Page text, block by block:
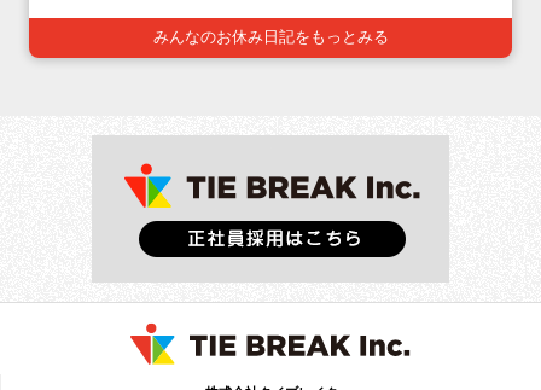
みんなのお休み日記をもっとみる